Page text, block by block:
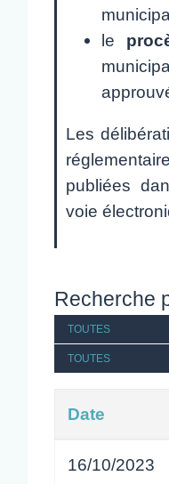
le
Les
publiées
voie
Recherche
TOUTES
TOUTES
Date
16/10/2023